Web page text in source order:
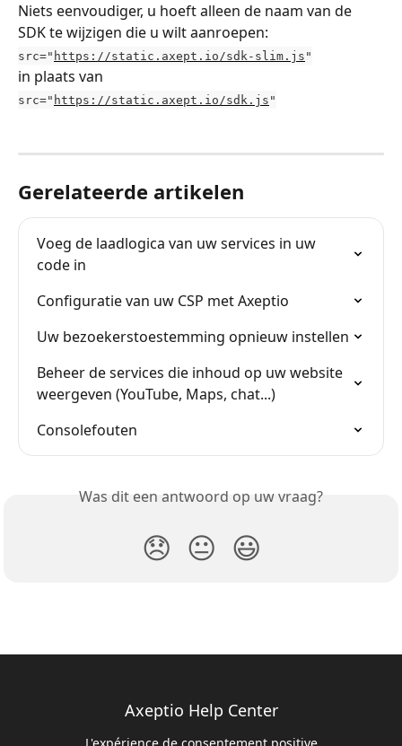
Niets eenvoudiger, u hoeft alleen de naam van de
SDK te wijzigen die u wilt aanroepen:
src=" https://static.axept.io/sdk-slim.js "
in plaats van
src=" https://static.axept.io/sdk.js "
Gerelateerde artikelen
Voeg de laadlogica van uw services in uw
code in
Configuratie van uw CSP met Axeptio
Uw bezoekerstoestemming opnieuw instellen
Beheer de services die inhoud op uw website
weergeven (YouTube, Maps, chat...)
Consolefouten
Was dit een antwoord op uw vraag?
😞 😐 😃
Axeptio Help Center